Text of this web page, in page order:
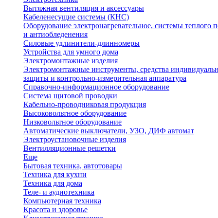
Вытяжная вентиляция и аксессуары
Кабеленесущие системы (КНС)
Оборудование электронагревательное, системы теплого
и антиобледенения
Силовые удлинители-длинномеры
Устройства для умного дома
Электромонтажные изделия
Электромонтажные инструменты, средства
защиты и контрольно-измерительная аппаратура
Справочно-информационное оборудование
Система щитовой проводки
Кабельно-проводниковая продукция
Высоковольтное оборудование
Низковольтное оборудование
Автоматические выключатели, УЗО, ДИФ автомат
Электроустановочные изделия
Вентилляционные решетки
Еще
Бытовая техника, автотовары
Техника для кухни
Техника для дома
Теле- и аудиотехника
Компьютерная техника
Красота и здоровье